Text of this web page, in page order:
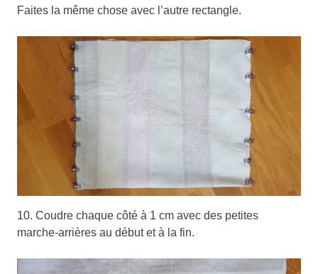
Faites la même chose avec l’autre rectangle.
10. Coudre chaque côté à 1 cm avec des petites
marche-arrières au début et à la fin.